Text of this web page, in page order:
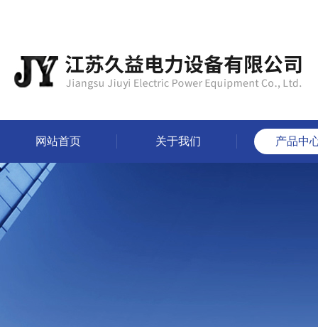
网站首页 关于我们 产品中